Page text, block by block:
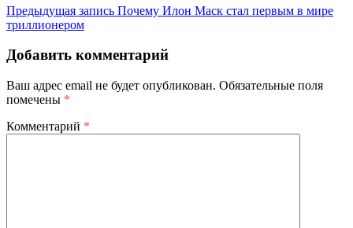
Предыдущая запись Почему Илон Маск стал первым в мире
триллионером
Добавить комментарий
Ваш адрес email не будет опубликован. Обязательные поля
помечены *
Комментарий *